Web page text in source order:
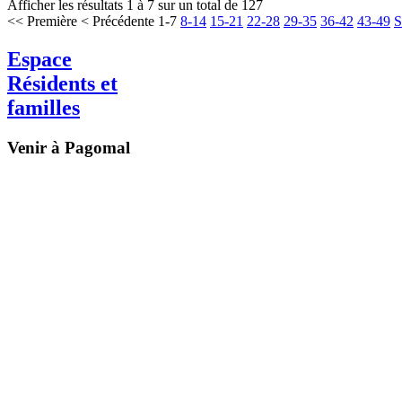
Afficher les résultats 1 à 7 sur un total de 127
<< Première < Précédente 1-7 8-14 15-21 22-28 29-35 36-42 43-49
Espace
Résidents et
familles
Venir à Pagomal